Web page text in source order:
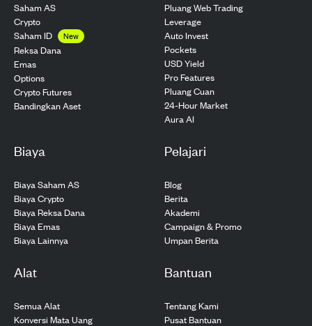
Saham AS
Crypto
Saham ID
New
Reksa Dana
Emas
Options
Crypto Futures
Bandingkan Aset
Pluang Web Trading
Leverage
Auto Invest
Pockets
USD Yield
Pro Features
Pluang Cuan
24-Hour Market
Aura AI
Biaya
Biaya Saham AS
Biaya Crypto
Biaya Reksa Dana
Biaya Emas
Biaya Lainnya
Pelajari
Blog
Berita
Akademi
Campaign & Promo
Umpan Berita
Alat
Semua Alat
Konversi Mata Uang
Bantuan
Tentang Kami
Pusat Bantuan